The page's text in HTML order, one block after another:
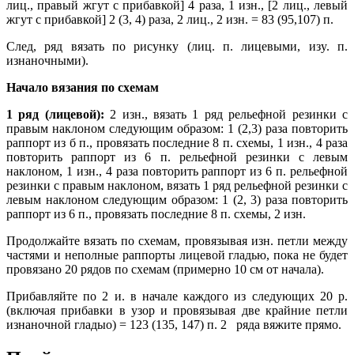
лиц., правый жгут с прибавкой] 4 раза, 1 изн., [2 лиц., левый
жгут с прибавкой] 2 (3, 4) раза, 2 лиц., 2 изн. = 83 (95,107) п.
След, ряд вязать по рисунку (лиц. п. лицевыми, изy. п.
изнаночными).
Начало вязания по схемам
1 ряд (лицевой): 2 изн., вязать 1 ряд рельефной резинки с
правым наклоном следующим образом: 1 (2,3) раза повторить
раппорт из б п., провязать последние 8 п. схемы, 1 изн., 4 раза
повторить раппорт из 6 п. рельефной резинки с левым
наклоном, 1 изн., 4 раза повторить раппорт из 6 п. рельефной
резинки с правым наклоном, вязать 1 ряд рельефной резинки с
левым наклоном следующим образом: 1 (2, 3) раза повторить
раппорт из 6 п., провязать последние 8 п. схемы, 2 изн.
Продолжайте вязать по схемам, провязывая изн. петли между
частями и неполные раппорты лицевой гладью, пока не будет
провязано 20 рядов по схемам (примерно 10 см от начала).
Прибавляйте по 2 и. в начале каждого из следующих 20 р.
(включая прибавки в узор и провязывая две крайние петли
изнаночной гладыо) = 123 (135, 147) п. 2 ряда вяжите прямо.